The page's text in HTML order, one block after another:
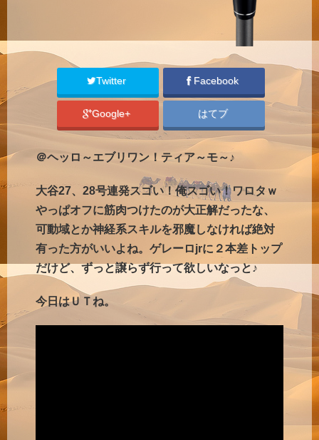
Twitter Facebook
Google+ はてブ
＠ヘッロ～エブリワン！ティア～モ～♪
大谷27、28号連発スゴい！俺スゴい！ワロタｗ
やっぱオフに筋肉つけたのが大正解だったな、
可動域とか神経系スキルを邪魔しなければ絶対
有った方がいいよね。ゲレーロjrに２本差トップ
だけど、ずっと譲らず行って欲しいなっと♪
今日はＵＴね。